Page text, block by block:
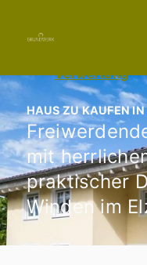
Verwertung
HAUS ZU KAUFEN
mit
praktischer
Winden im